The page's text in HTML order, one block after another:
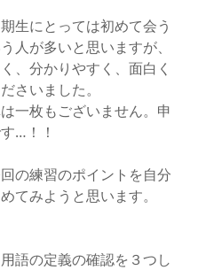
生にとっては初めて会う
人が多いと思いますが、
、分かりやすく、面白く
さいました。
一枚もございません。申
…！！
の練習のポイントを自分
てみようと思います。
語の定義の確認を３つし